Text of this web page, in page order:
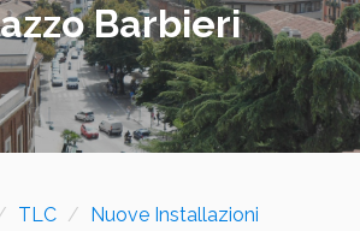
Barbieri
TLC
Nuove Installazioni